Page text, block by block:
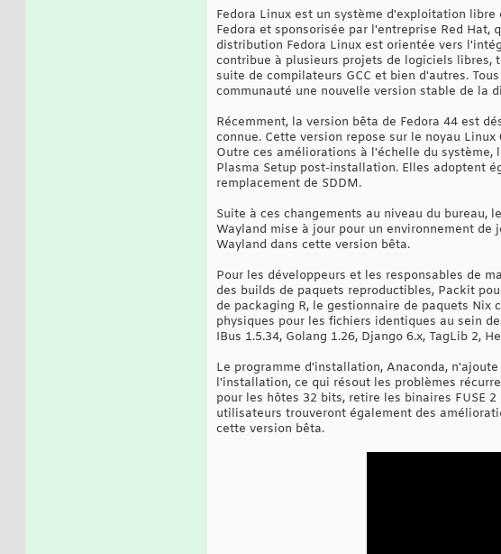
Fedora Linux est un système d'exploitation
Fedora et sponsorisée par l'entreprise Red
distribution Fedora Linux est orientée vers
contribue à plusieurs projets de logiciels libres,
suite de compilateurs GCC et bien d'autres.
communauté une nouvelle version stable de la
Récemment, la version bêta de Fedora 44 est
connue. Cette version repose sur le noyau
Outre ces améliorations à l'échelle du
Plasma Setup post-installation. Elles adoptent
remplacement de SDDM.
Suite à ces changements au niveau du bureau,
Wayland mise à jour pour un environnement de
Wayland dans cette version bêta.
Pour les développeurs et les responsables de
des builds de paquets reproductibles, Packit
de packaging R, le gestionnaire de paquets
physiques pour les fichiers identiques au sein
IBus 1.5.34, Golang 1.26, Django 6.x, TagLib 2,
Le programme d'installation, Anaconda,
l'installation, ce qui résout les problèmes
pour les hôtes 32 bits, retire les binaires FUSE
utilisateurs trouveront également des
cette version bêta.